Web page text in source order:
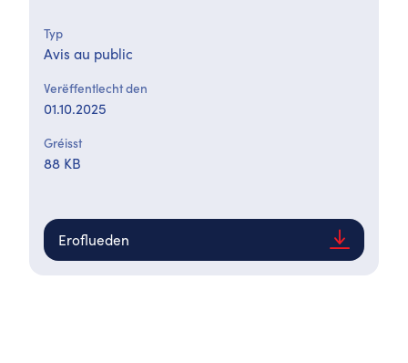
Typ
Avis au public
Verëffentlecht den
01.10.2025
Gréisst
88 KB
Eroflueden